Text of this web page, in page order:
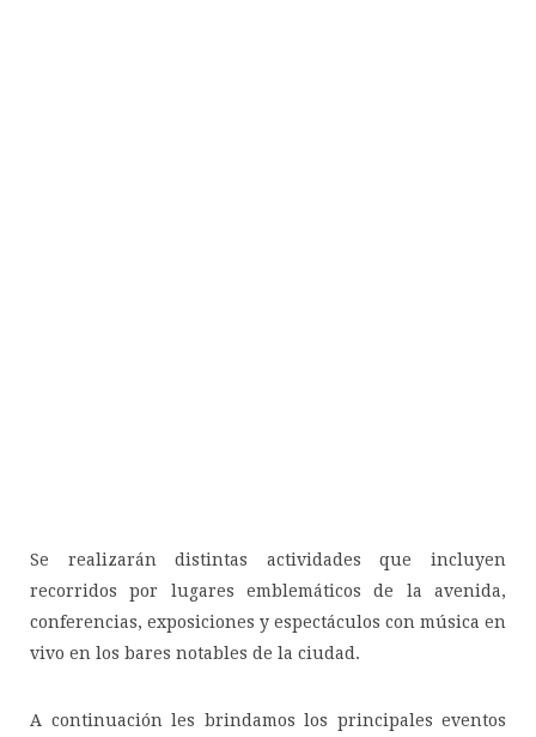
Se realizarán distintas actividades que incluyen
recorridos por lugares emblemáticos de la avenida,
conferencias, exposiciones y espectáculos con música en
vivo en los bares notables de la ciudad.
A continuación les brindamos los principales eventos